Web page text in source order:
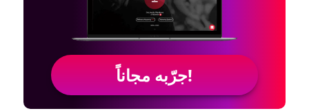
جرّبه مجاناً!